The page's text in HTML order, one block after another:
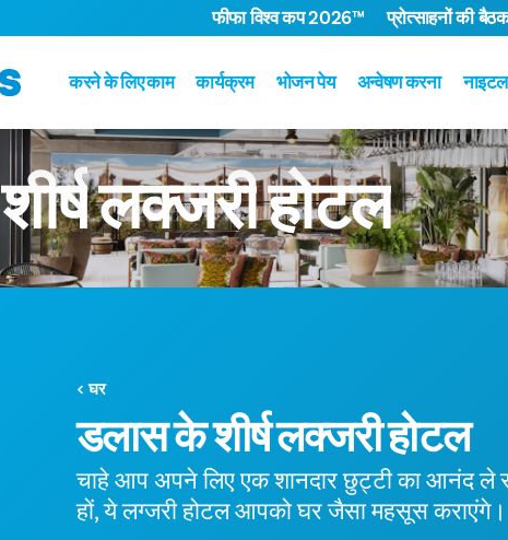
करने के लिए काम कार्यक्रम भोजन पेय अन्वेषण करना
फीफा विश्व कप 2026™ प्रोत्साहनों की
शीर्षलक्जरीहोटल
घर
डलास के शीर्ष लक्जरी होटल
चाहे आप अपने लिए एक शानदार छुट्टी का आनंद ले
हों, ये लग्जरी होटल आपको घर जैसा महसूस कराएंगे।